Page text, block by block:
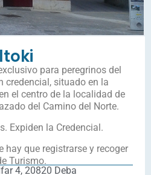
para peregrinos del
credencial, situado en la
el centro de la localidad de
del Camino del Norte.
Expiden la Credencial.
hay que registrarse y recoger
Turismo.
4, 20820 Deba